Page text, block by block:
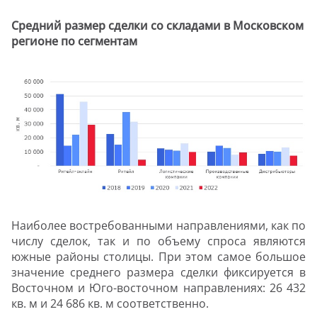
Средний размер сделки со складами в Московском
регионе по сегментам
Наиболее востребованными направлениями, как по
числу сделок, так и по объему спроса являются
южные районы столицы. При этом самое большое
значение среднего размера сделки фиксируется в
Восточном и Юго-восточном направлениях: 26 432
кв. м и 24 686 кв. м соответственно.